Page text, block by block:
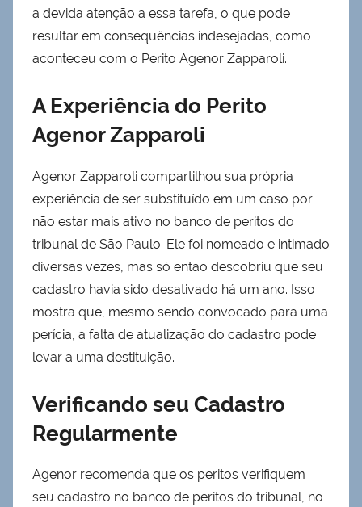
a devida atenção a essa tarefa, o que pode
resultar em consequências indesejadas, como
aconteceu com o Perito Agenor Zapparoli.
A Experiência do Perito
Agenor Zapparoli
Agenor Zapparoli compartilhou sua própria
experiência de ser substituído em um caso por
não estar mais ativo no banco de peritos do
tribunal de São Paulo. Ele foi nomeado e intimado
diversas vezes, mas só então descobriu que seu
cadastro havia sido desativado há um ano. Isso
mostra que, mesmo sendo convocado para uma
perícia, a falta de atualização do cadastro pode
levar a uma destituição.
Verificando seu Cadastro
Regularmente
Agenor recomenda que os peritos verifiquem
seu cadastro no banco de peritos do tribunal, no